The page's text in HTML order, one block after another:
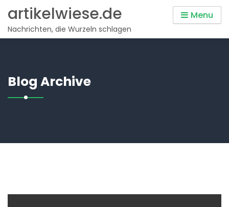
content
artikelwiese.de
Nachrichten, die Wurzeln schlagen
Menu
Blog Archive